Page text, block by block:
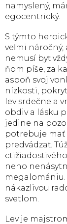
namyslený,
egocentrický.
S týmto
veľmi náročný,
nemusí byť
ňom píše, za
aspoň svoj
nízkosti,
lev srdečne a
obdiv a lásku
jedine na
potrebuje mať
predvádzať.
neho
megalomániu.
nákazlivou
svetlom.
Lev je